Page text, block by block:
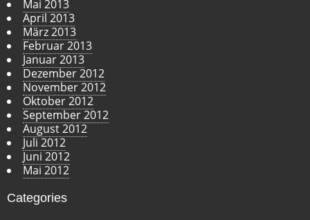
Mai 2013
April 2013
März 2013
Februar 2013
Januar 2013
Dezember 2012
November 2012
Oktober 2012
September 2012
August 2012
Juli 2012
Juni 2012
Mai 2012
Categories